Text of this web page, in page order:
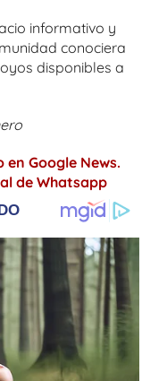
informativo y
conociera
disponibles a
Google News.
de Whatsapp